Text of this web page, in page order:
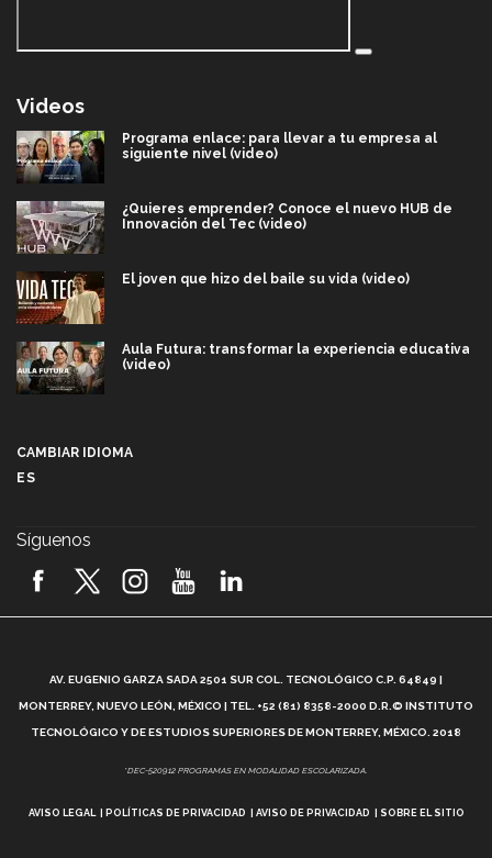
Videos
Programa enlace: para llevar a tu empresa al
siguiente nivel (video)
¿Quieres emprender? Conoce el nuevo HUB de
Innovación del Tec (video)
El joven que hizo del baile su vida (video)
Aula Futura: transformar la experiencia educativa
(video)
2026! (video)
¿Cómo es el Modelo Educativo Tec? (video)
Vida Tec: Feminismo e Inteligencia Artificial, Paola
CAMBIAR IDIOMA
ES
Síguenos
AV. EUGENIO GARZA SADA 2501 SUR COL. TECNOLÓGICO C.P. 64849 |
MONTERREY, NUEVO LEÓN, MÉXICO | TEL. +52 (81) 8358-2000 D.R.© INSTITUTO
TECNOLÓGICO Y DE ESTUDIOS SUPERIORES DE MONTERREY, MÉXICO. 2018
*DEC-520912 PROGRAMAS EN MODALIDAD ESCOLARIZADA.
AVISO LEGAL POLÍTICAS DE PRIVACIDAD AVISO DE PRIVACIDAD SOBRE EL SITIO